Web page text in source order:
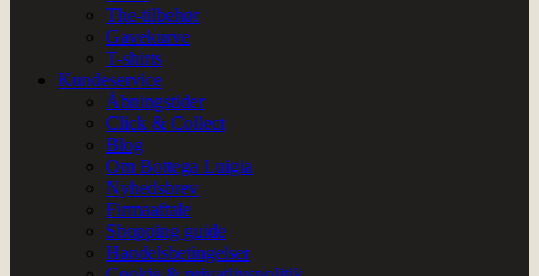
The-tilbehør
Gavekurve
T-shirts
Kundeservice
Åbningstider
Click & Collect
Blog
Om Bottega Luigia
Nyhedsbrev
Firmaaftale
Shopping guide
Handelsbetingelser